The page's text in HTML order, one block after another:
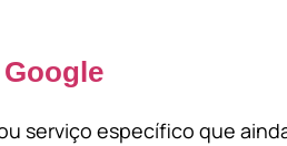
Google
serviço específico que